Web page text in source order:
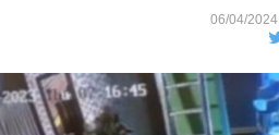
06/04/2024